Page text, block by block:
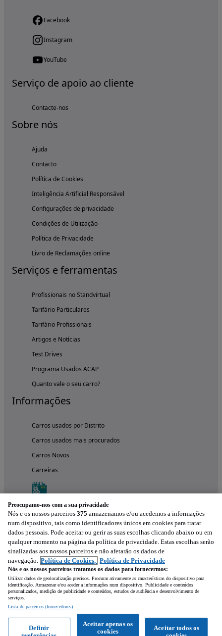
Facebook
Instagram
YouTube
Serviço de apoio ao cliente
Contacte-nos
Sobre nós
Ajuda
Contacto
Política de Cookies
Inteligência Artificial Responsável
Configurações de privacidade
Condições de Utilização
Política de Privacidade
Livro de Reclamações online
Serviços e ferramentas
Profissionais no Standvirtual
Tarifário Particulares
Tarifário Profissionais
Artigos e Notícias
Test Drives
Programa Usados ACAP
Quanto vale o seu carro?
Informações
Carros usados por Distrito
Carros usados mais procurados
Carros Novos
Carreiras
Experimenta a aplicação
Preocupamo-nos com a sua privacidade
Nós e os nossos parceiros 375 armazenamos e/ou acedemos a informações
num dispositivo, tais como identificadores únicos em cookies para tratar
dados pessoais. Pode aceitar ou gerir as suas escolhas clicando abaixo ou em
qualquer momento na página da política de privacidade. Estas escolhas serão
sinalizadas aos nossos parceiros e não afetarão os dados de
navegação. Política de Cookies, Política de Privacidade
Nós e os nossos parceiros tratamos os dados para fornecermos:
Utilizar dados de geolocalização precisos. Procurar ativamente as características do dispositivo para
identificação. Armazenar e/ou aceder a informações num dispositivo. Publicidade e conteúdos
personalizados, medição de publicidade e conteúdos, estudos de audiência e desenvolvimento de
serviços.
Lista de parceiros (fornecedores)
Aceitar todos os
Aceitar apenas os
cookies
Definir